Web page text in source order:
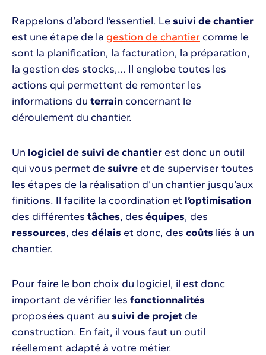
Rappelons d’abord l’essentiel. Le suivi de chantier
est une étape de la gestion de chantier comme le
sont la planification, la facturation, la préparation,
la gestion des stocks,… Il englobe toutes les
actions qui permettent de remonter les
informations du terrain concernant le
déroulement du chantier.
Un logiciel de suivi de chantier est donc un outil
qui vous permet de suivre et de superviser toutes
les étapes de la réalisation d’un chantier jusqu’aux
finitions. Il facilite la coordination et l’optimisation
des différentes tâches, des équipes, des
ressources, des délais et donc, des coûts liés à un
chantier.
Pour faire le bon choix du logiciel, il est donc
important de vérifier les fonctionnalités
proposées quant au suivi de projet de
construction. En fait, il vous faut un outil
réellement adapté à votre métier.